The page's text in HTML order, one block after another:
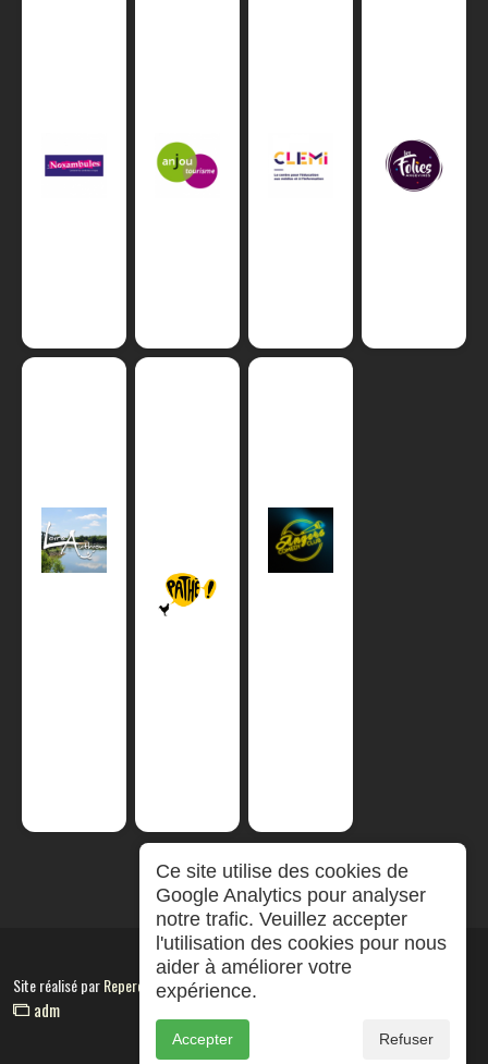
Site réalisé parRepereCom
adm
Ce site utilise des cookies de
Google Analytics pour analyser
notre trafic. Veuillez accepter
l'utilisation des cookies pour nous
aider à améliorer votre
expérience.
Accepter Refuser